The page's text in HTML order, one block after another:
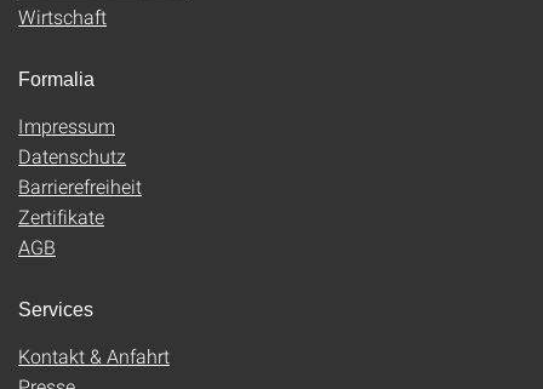
Wirtschaft
Formalia
Impressum
Datenschutz
Barrierefreiheit
Zertifikate
AGB
Services
Kontakt & Anfahrt